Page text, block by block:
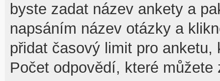
byste zadat název ankety a
napsáním název otázky a
přidat časový limit pro
Počet odpovědí, které